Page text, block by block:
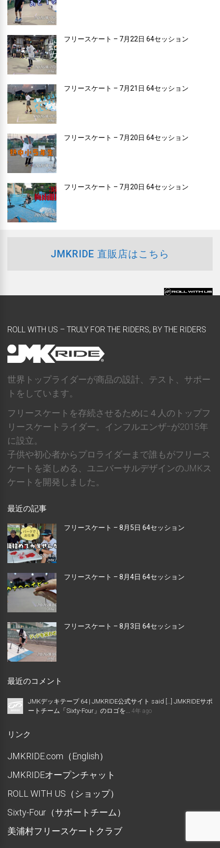
フリースケート – 7月22日 64セッション
フリースケート – 7月21日 64セッション
フリースケート – 7月20日 64セッション
フリースケート – 7月20日 64セッション
JMKRIDE 直販店はこちら
ROLL WITH US – TRULY FOR THE RIDERS, BY THE RIDERS
世界トップライダーが商品の設計、テスト、サポー
トをしています。
フリースケートを存続させるために４人のトップフ
リースケートライダー。インフルエンザｰが2015年
に設立。
子供や初心者からプロライダーまで誰もがフリース
ケートを楽しめる、ユニバーサルデザインのJMKス
ケートを開発しました。
最近の記事
フリースケート – 8月5日 64セッション
フリースケート – 8月4日 64セッション
フリースケート – 8月3日 64セッション
最近のコメント
JMKデッキテープ 64 | JMKRIDE公式サイト said […] JMKRIDEサポ
ートチーム「Sixty-Four」のロゴを... 4年 ago
リンク
JMKRIDE.com（English）
JMKRIDEオープンチャット
ROLL WITH US（ショップ）
Sixty-Four（サポートチーム）
美浦村フリースケートクラブ